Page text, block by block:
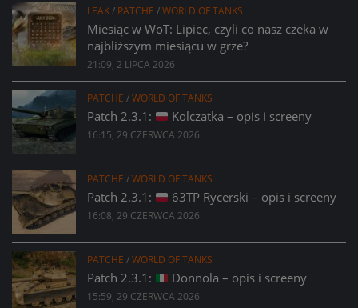
LEAK/ PATCHE /WORLD OF TANKS
Miesiąc w WoT: Lipiec, czyli co nasz czeka w
najbliższym miesiącu w grze?
21:09, 2 LIPCA 2026
PATCHE /WORLD OF TANKS
Patch 2.3.1: Kolczatka – opis i screeny
16:15, 29 CZERWCA 2026
PATCHE /WORLD OF TANKS
Patch 2.3.1: 63TP Rycerski – opis i screeny
16:08, 29 CZERWCA 2026
PATCHE /WORLD OF TANKS
Patch 2.3.1: Donnola – opis i screeny
15:59, 29 CZERWCA 2026